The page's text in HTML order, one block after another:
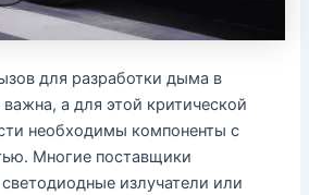
для разработки дыма в
важна, а для этой критической
необходимы компоненты с
Многие поставщики
излучатели или